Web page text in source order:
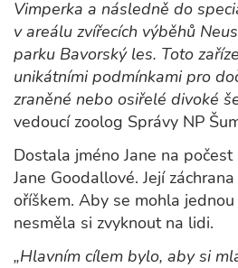
Vimperka a následně do
v areálu zvířecích výběhů
parku Bavorský les. Toto
unikátními podmínkami pro
zraněné nebo osiřelé divoké
vedoucí zoolog Správy NP
Dostala jméno Jane na
Jane Goodallové. Její
oříškem. Aby se mohla
nesměla si zvyknout na lidi.
„Hlavním cílem bylo, aby si